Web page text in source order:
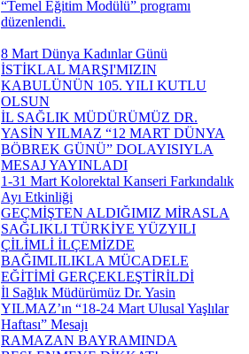
“Temel Eğitim Modülü” programı
düzenlendi.
8 Mart Dünya Kadınlar Günü
İSTİKLAL MARŞI'MIZIN
KABULÜNÜN 105. YILI KUTLU
OLSUN
İL SAĞLIK MÜDÜRÜMÜZ DR.
YASİN YILMAZ “12 MART DÜNYA
BÖBREK GÜNÜ” DOLAYISIYLA
MESAJ YAYINLADI
1-31 Mart Kolorektal Kanseri Farkındalık
Ayı Etkinliği
GEÇMİŞTEN ALDIĞIMIZ MİRASLA
SAĞLIKLI TÜRKİYE YÜZYILI
ÇİLİMLİ İLÇEMİZDE
BAĞIMLILIKLA MÜCADELE
EĞİTİMİ GERÇEKLEŞTİRİLDİ
İl Sağlık Müdürümüz Dr. Yasin
YILMAZ’ın “18-24 Mart Ulusal Yaşlılar
Haftası” Mesajı
RAMAZAN BAYRAMINDA